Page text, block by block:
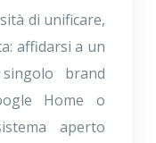
di unificare,
affidarsi a un
brand
Home o
aperto